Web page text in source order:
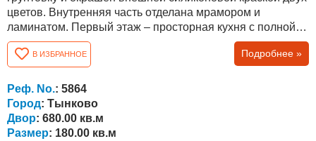
цветов. Внутренняя часть отделана мрамором и
ламинатом. Первый этаж – просторная кухня с полной
меблировкой, большая полностью меблированная
гостиная, ванная комната и туалет с ванной и кладовой.
Красивые межкомнатные двери в цвете золотистого
дуба, с гарантией 5 лет. Немецкие оконные рамы фирмы
«Rehau» цвета ореха с...
В ИЗБРАННОЕ Подробнее »
Реф. No.: 5864
Город: Тынково
Двор: 680.00 кв.м
Размер: 180.00 кв.м